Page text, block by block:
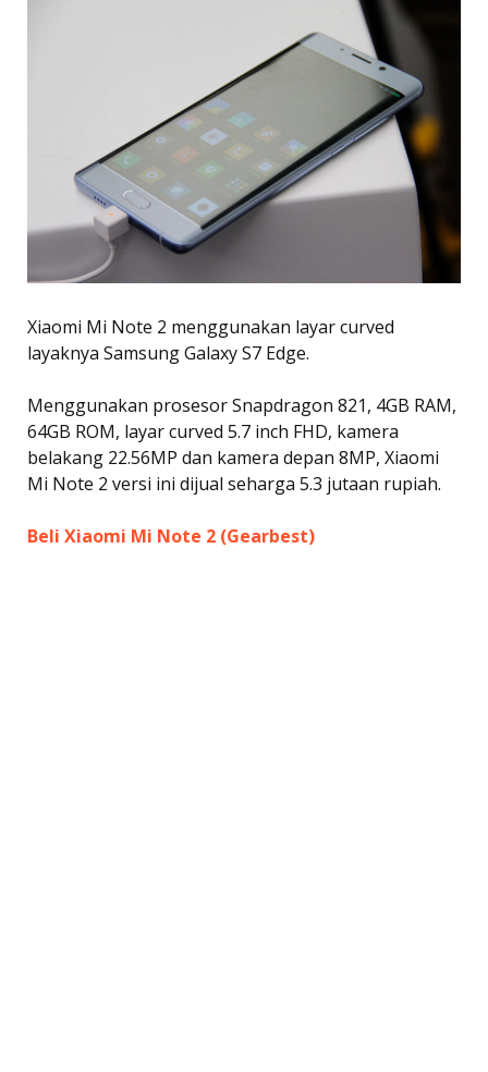
Xiaomi Mi Note 2 menggunakan layar curved
layaknya Samsung Galaxy S7 Edge.
Menggunakan prosesor Snapdragon 821, 4GB RAM,
64GB ROM, layar curved 5.7 inch FHD, kamera
belakang 22.56MP dan kamera depan 8MP, Xiaomi
Mi Note 2 versi ini dijual seharga 5.3 jutaan rupiah.
Beli Xiaomi Mi Note 2 (Gearbest)